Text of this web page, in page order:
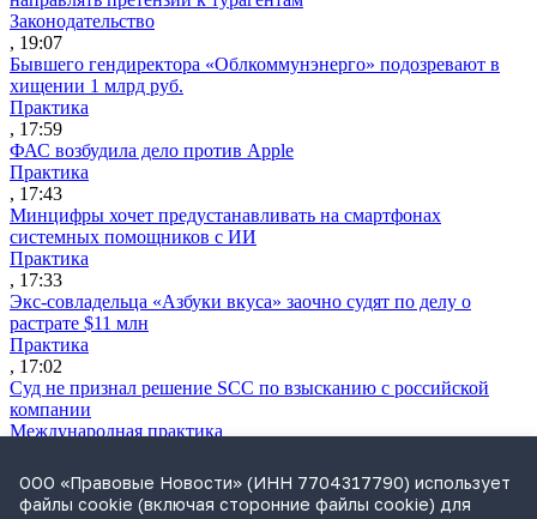
Законодательство
, 19:07
Бывшего гендиректора «Облкоммунэнерго» подозревают в
хищении 1 млрд руб.
Практика
, 17:59
ФАС возбудила дело против Apple
Практика
, 17:43
Минцифры хочет предустанавливать на смартфонах
системных помощников с ИИ
Практика
, 17:33
Экс-совладельца «Азбуки вкуса» заочно судят по делу о
растрате $11 млн
Практика
, 17:02
Суд не признал решение SCC по взысканию с российской
компании
Международная практика
Дроны могут начать применять для фиксации нарушений
ПДД
ООО «Правовые Новости» (ИНН 7704317790) использует
файлы cookie (включая сторонние файлы cookie) для